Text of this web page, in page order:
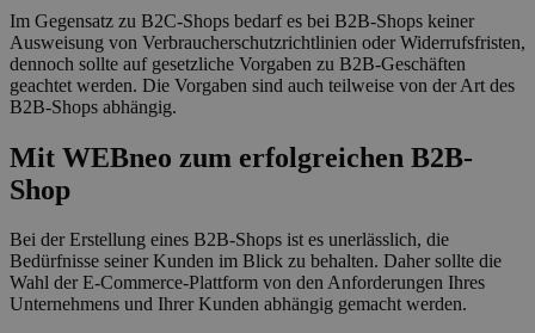
Im Gegensatz zu B2C-Shops bedarf es bei B2B-Shops keiner
Ausweisung von Verbraucherschutzrichtlinien oder Widerrufsfristen,
dennoch sollte auf gesetzliche Vorgaben zu B2B-Geschäften
geachtet werden. Die Vorgaben sind auch teilweise von der Art des
B2B-Shops abhängig.
Mit WEBneo zum erfolgreichen B2B-
Shop
Bei der Erstellung eines B2B-Shops ist es unerlässlich, die
Bedürfnisse seiner Kunden im Blick zu behalten. Daher sollte die
Wahl der E-Commerce-Plattform von den Anforderungen Ihres
Unternehmens und Ihrer Kunden abhängig gemacht werden.